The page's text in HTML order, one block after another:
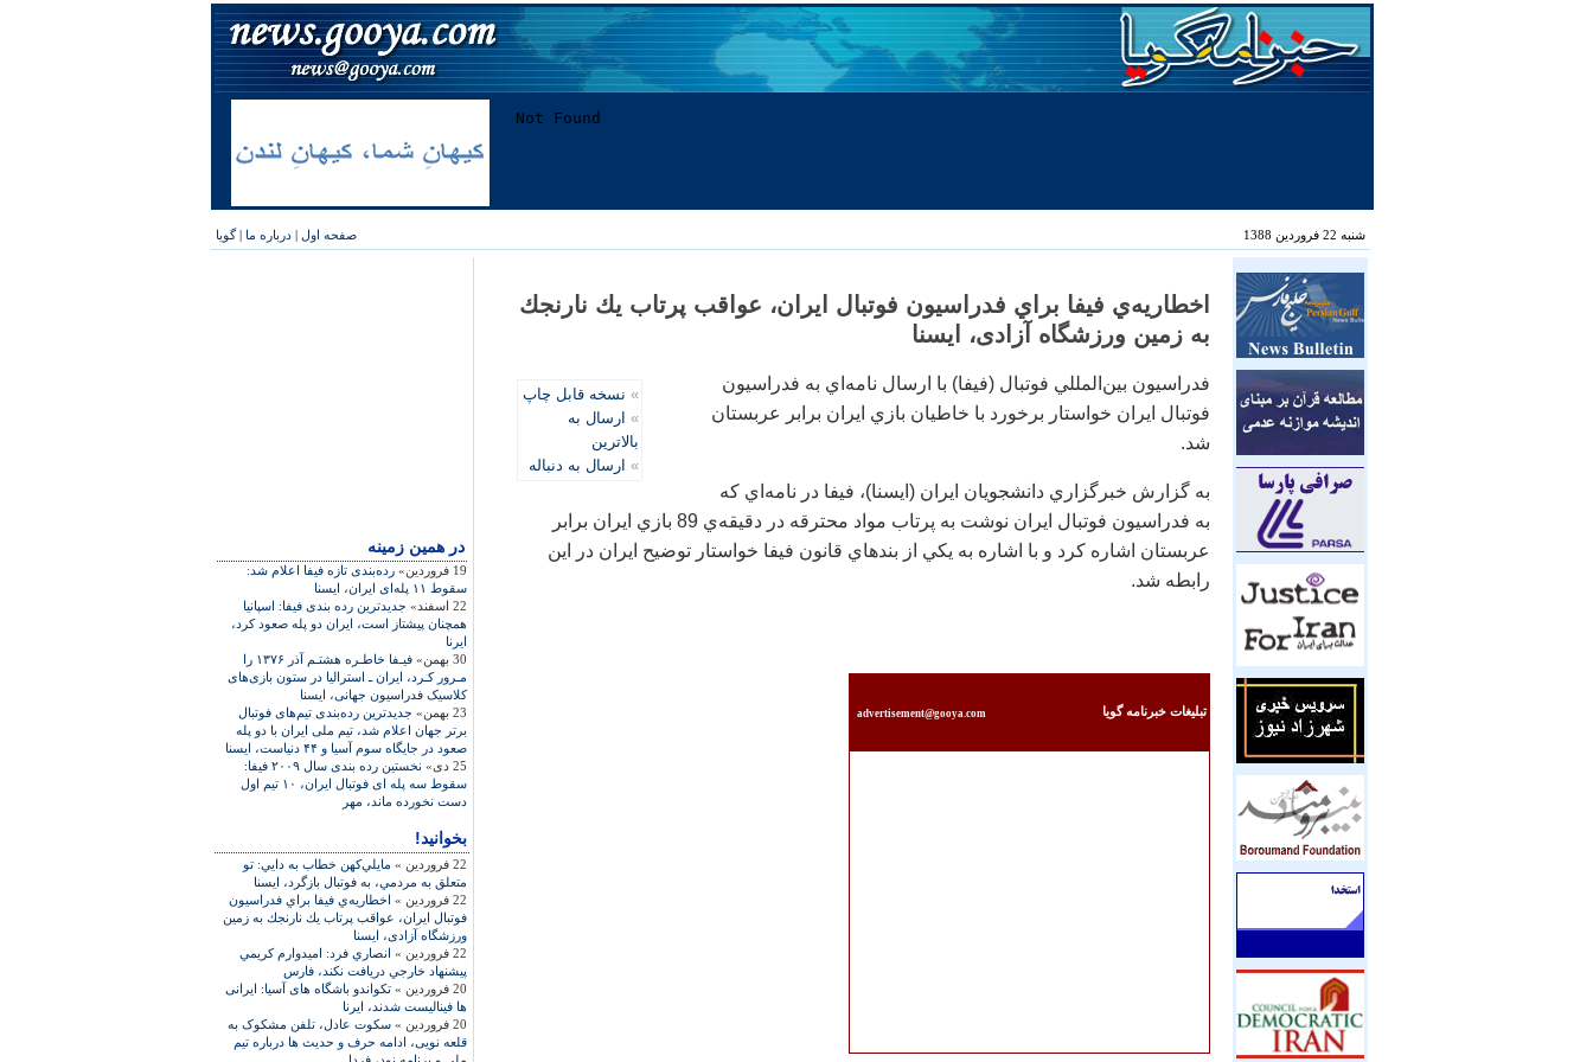
شنبه 22 فروردین 1388 صفحه اول | درباره ما |گویا
در همين زمينه
19 فروردین»
رده‌بندی تازه فيفا اعلام شد:
سقوط ۱۱ پله‌ای ايران، ايسنا
22 اسفند»
جديدترين رده بندی فيفا: اسپانيا
همچنان پيشتاز است، ايران دو پله صعود کرد،
ايرنا
30 بهمن»
فیـفا خاطـره‌ هشتـم آذر ۱۳۷۶ را
مـرور کـرد، ايران ـ استراليا در ستون بازی‌های
کلاسيک فدراسيون جهانی، ايسنا
23 بهمن»
جديدترين رده‌بندی تيم‌های فوتبال
برتر جهان اعلام شد، تيم ملی ايران با دو پله
صعود در جايگاه سوم آسيا و ۴۴ دنياست، ايسنا
25 دی»
نخستين رده بندی سال ۲۰۰۹ فيفا:
سقوط سه پله ای فوتبال ايران، ۱۰ تيم اول
دست نخورده ماند، مهر
بخوانید!
22 فروردین »
مايلي‌كهن خطاب به دايي: تو
متعلق به مردمي، به فوتبال بازگرد، ايسنا
22 فروردین »
اخطاريه‌ي فيفا براي فدراسيون
فوتبال ايران، عواقب پرتاب يك نارنجك به زمين
ورزشگاه آزادی، ايسنا
22 فروردین »
انصاري فرد: اميدوارم كريمي
پيشنهاد خارجي دريافت نكند، فارس
20 فروردین »
تکواندو باشگاه های آسيا: ايرانی
ها فيناليست شدند، ايرنا
20 فروردین »
سکوت عادل، تلفن مشکوک به
قلعه نويی، ادامه حرف و حديث ها درباره تيم
اخطاريه‌ي فيفا براي فدراسيون فوتبال ايران، عواقب پرتاب يك نارنجك
به زمين ورزشگاه آزادی، ايسنا
» نسخه قابل چاپ
» ارسال به
بالاترین
» ارسال به دنباله
فدراسيون بين‌المللي فوتبال (فيفا) با ارسال نامه‌اي به فدراسيون
فوتبال ايران خواستار برخورد با خاطيان بازي ايران برابر عربستان
شد.
به گزارش خبرگزاري دانشجويان ايران (ايسنا)، فيفا در نامه‌اي كه
به فدراسيون فوتبال ايران نوشت به پرتاب مواد محترقه در دقيقه‌ي 89 بازي ايران برابر
عربستان اشاره كرد و با اشاره به يكي از بندهاي قانون فيفا خواستار توضيح ايران در اين
رابطه شد.
تبليغات خبرنامه گويا advertisement@gooya.com